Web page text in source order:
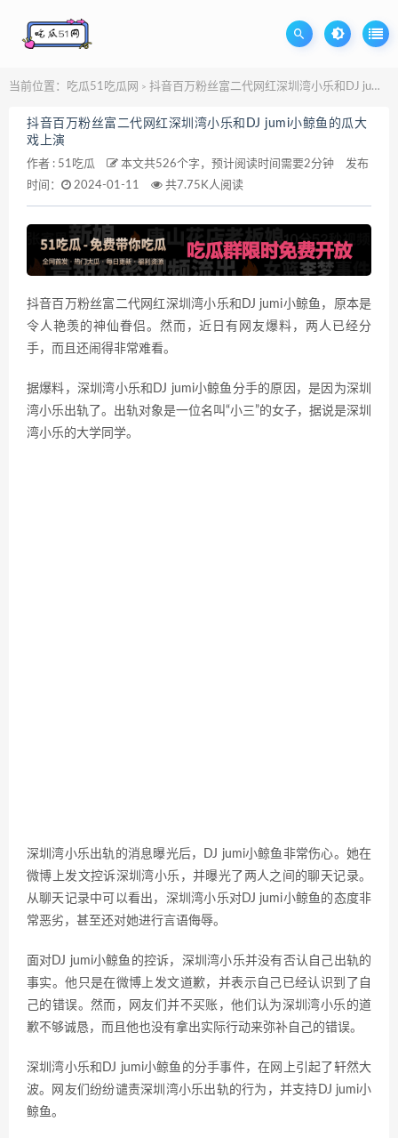
当前位置： 吃瓜51吃瓜网 > 抖音百万粉丝富二代网红深圳湾小乐和DJ jumi小鲸鱼的瓜大戏上演
抖音百万粉丝富二代网红深圳湾小乐和DJ jumi小鲸鱼的瓜大
戏上演
作者 : 51吃瓜 本文共526个字，预计阅读时间需要2分钟
发布
时间：
2024-01-11 共7.75K人阅读
抖音百万粉丝富二代网红深圳湾小乐和DJ jumi小鲸鱼，原本是
令人艳羡的神仙眷侣。然而，近日有网友爆料，两人已经分
手，而且还闹得非常难看。
据爆料，深圳湾小乐和DJ jumi小鲸鱼分手的原因，是因为深圳
湾小乐出轨了。出轨对象是一位名叫“小三”的女子，据说是深圳
湾小乐的大学同学。
深圳湾小乐出轨的消息曝光后，DJ jumi小鲸鱼非常伤心。她在
微博上发文控诉深圳湾小乐，并曝光了两人之间的聊天记录。
从聊天记录中可以看出，深圳湾小乐对DJ jumi小鲸鱼的态度非
常恶劣，甚至还对她进行言语侮辱。
面对DJ jumi小鲸鱼的控诉，深圳湾小乐并没有否认自己出轨的
事实。他只是在微博上发文道歉，并表示自己已经认识到了自
己的错误。然而，网友们并不买账，他们认为深圳湾小乐的道
歉不够诚恳，而且他也没有拿出实际行动来弥补自己的错误。
深圳湾小乐和DJ jumi小鲸鱼的分手事件，在网上引起了轩然大
波。网友们纷纷谴责深圳湾小乐出轨的行为，并支持DJ jumi小
鲸鱼。